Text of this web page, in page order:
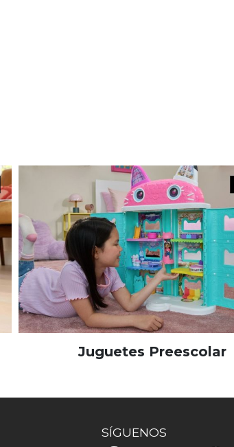
Juguetes Preescolar
SÍGUENOS